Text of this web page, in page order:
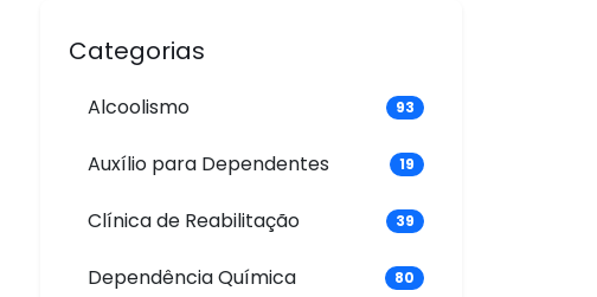
Categorias
Alcoolismo 93
Auxílio para Dependentes 19
Clínica de Reabilitação 39
Dependência Química 80